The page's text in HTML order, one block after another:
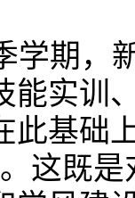
学期，
能实训
此基础
这既